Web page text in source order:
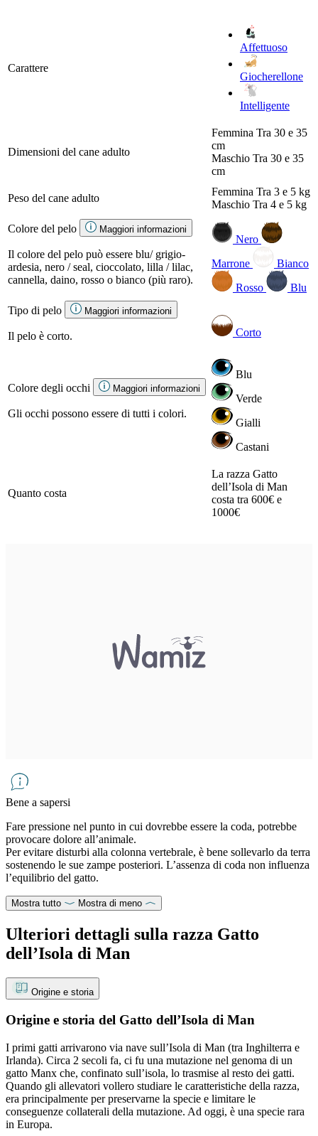
Carattere
Affettuoso
Giocherellone
Intelligente
Dimensioni del cane adulto
Femmina Tra 30 e 35
cm
Maschio Tra 30 e 35
cm
Peso del cane adulto
Femmina Tra 3 e 5 kg
Maschio Tra 4 e 5 kg
Colore del pelo
Maggiori informazioni
Il colore del pelo può essere blu/ grigio-
ardesia, nero / seal, cioccolato, lilla / lilac,
cannella, daino, rosso o bianco (più raro).
Nero
Marrone
Bianco
Rosso
Blu
Tipo di pelo
Maggiori informazioni
Il pelo è corto. Corto
Colore degli occhi Maggiori informazioni
Gli occhi possono essere di tutti i colori.
Blu
Verde
Gialli
Castani
Quanto costa
La razza Gatto
dell’Isola di Man
costa tra 600€ e
1000€
Bene a sapersi
Fare pressione nel punto in cui dovrebbe essere la coda, potrebbe
provocare dolore all’animale.
Per evitare disturbi alla colonna vertebrale, è bene sollevarlo da terra
sostenendo le sue zampe posteriori. L’assenza di coda non influenza
l’equilibrio del gatto.
Mostra tutto Mostra di meno
Ulteriori dettagli sulla razza Gatto
dell’Isola di Man
Origine e storia
Origine e storia del Gatto dell’Isola di Man
I primi gatti arrivarono via nave sull’Isola di Man (tra Inghilterra e
Irlanda). Circa 2 secoli fa, ci fu una mutazione nel genoma di un
gatto Manx che, confinato sull’isola, lo trasmise al resto dei gatti.
Quando gli allevatori vollero studiare le caratteristiche della razza,
era principalmente per preservarne la specie e limitare le
conseguenze collaterali della mutazione. Ad oggi, è una specie rara
in Europa.